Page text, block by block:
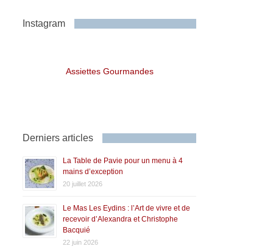
Instagram
Assiettes Gourmandes
Derniers articles
La Table de Pavie pour un menu à 4
mains d’exception
20 juillet 2026
Le Mas Les Eydins : l’Art de vivre et de
recevoir d’Alexandra et Christophe
Bacquié
22 juin 2026